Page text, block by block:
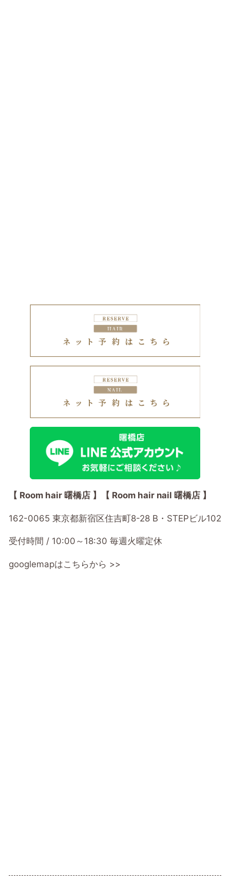
【 Room hair 曙橋店 】【 Room hair nail 曙橋店 】
162-0065 東京都新宿区住吉町8-28 B・STEPビル102
受付時間 / 10:00～18:30 毎週火曜定休
googlemapはこちらから >>